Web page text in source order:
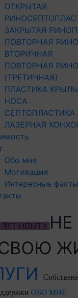
ОТКРЫТАЯ
ЗАКРЫТАЯ
ПОВТОРНАЯ
ВТОРИЧНАЯ
ПОВТОРНАЯ
(ТРЕТИЧНАЯ)
ПЛАСТИКА
НОСА
СЕПТОПЛАСТИКА
ЛАЗЕРНАЯ
Обо мне
Мотивация
Интересные факты
ЛЕТ ОПЫТА НЕ
ОБО МНЕ